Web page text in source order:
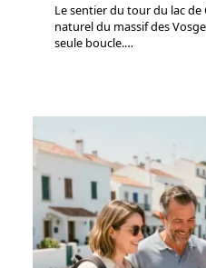
Le sentier du tour du lac de
naturel du massif des
seule boucle.…